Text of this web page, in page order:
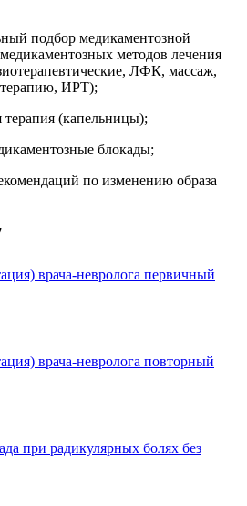
подбор медикаментозной
методов лечения
ЛФК, массаж,
ИРТ);
(капельницы);
блокады;
по изменению образа
врача-невролога первичный
врача-невролога повторный
при радикулярных болях без